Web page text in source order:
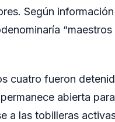
Según
cuatro fueron
abierta
a las tobilleras